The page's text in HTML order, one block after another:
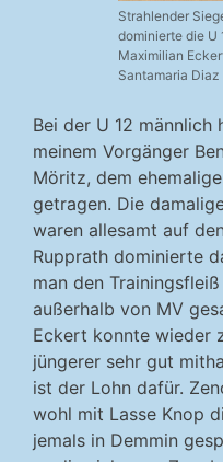
Strahlender
dominierte die U
Maximilian
Santamaria Diaz
Bei der U 12
meinem Vorgänger
Möritz, dem
getragen. Die
waren allesamt auf
Rupprath dominierte
man den
außerhalb von MV
Eckert konnte wieder
jüngerer sehr gut
ist der Lohn dafür.
wohl mit Lasse Knop
jemals in Demmin